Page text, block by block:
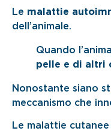
Le malattie
dell’animale.
Quando
pelle e di altri
Nonostante siano
meccanismo che
Le malattie